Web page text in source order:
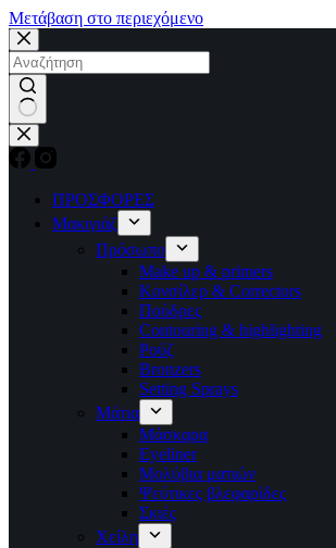
Μετάβαση στο περιεχόμενο
No
results
ΠΡΟΣΦΟΡΕΣ
Μακιγιάζ
Πρόσωπο
Make up & primers
Κονσίλερ & Correctors
Πούδρες
Contouring & highlighting
Ρούζ
Bronzers
Setting Sprays
Μάτια
Μάσκαρα
Eyeliner
Μολύβια ματιών
Ψεύτικες βλεφαρίδες
Σκιές
Χείλη